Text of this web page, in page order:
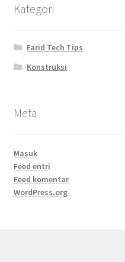
Kategori
Farid Tech Tips
Konstruksi
Meta
Masuk
Feed entri
Feed komentar
WordPress.org